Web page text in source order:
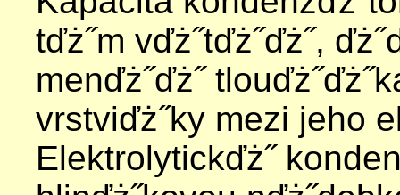
tďż˝m vďż˝tďż˝ďż˝,
menďż˝ďż˝
vrstviďż˝ky mezi jeho
Elektrolytickďż˝